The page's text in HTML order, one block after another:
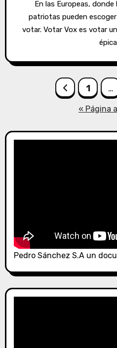
En las Europeas, donde habrá pucherazo, los
patriotas pueden
votar. Votar Vox es votar
Paginación
entradas
1 …
« Página
Pedro Sánchez S.A un